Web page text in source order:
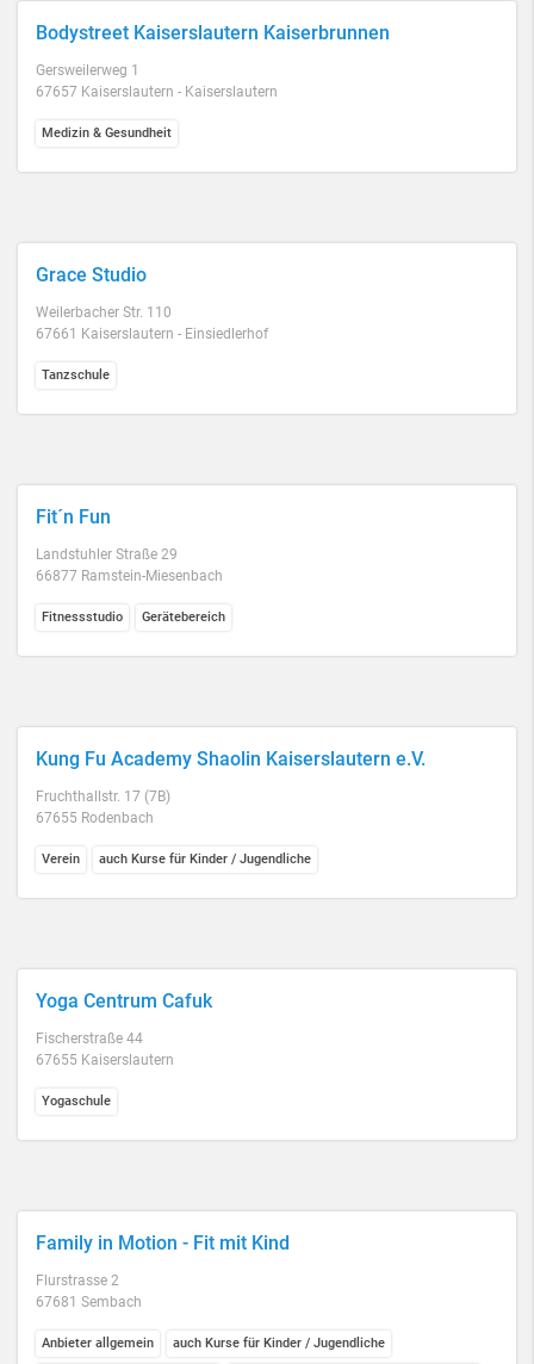
Bodystreet Kaiserslautern Kaiserbrunnen
Gersweilerweg 1
67657 Kaiserslautern - Kaiserslautern
Medizin & Gesundheit
Grace Studio
Weilerbacher Str. 110
67661 Kaiserslautern - Einsiedlerhof
Tanzschule
Fit´n Fun
Landstuhler Straße 29
66877 Ramstein-Miesenbach
Fitnessstudio Gerätebereich
Kung Fu Academy Shaolin Kaiserslautern e.V.
Fruchthallstr. 17 (7B)
67655 Rodenbach
Verein auch Kurse für Kinder / Jugendliche
Yoga Centrum Cafuk
Fischerstraße 44
67655 Kaiserslautern
Yogaschule
Family in Motion - Fit mit Kind
Flurstrasse 2
67681 Sembach
Anbieter allgemein auch Kurse für Kinder / Jugendliche